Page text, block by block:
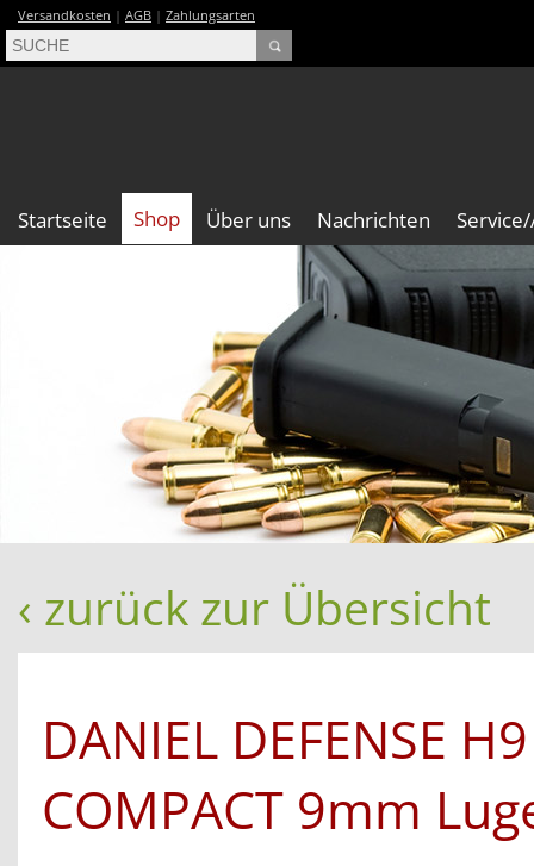
Versandkosten | AGB | Zahlungsarten
Startseite Shop Über uns Nachrichten
‹ zurück zur Übersicht
DANIEL DEFENSE H9
COMPACT 9mm